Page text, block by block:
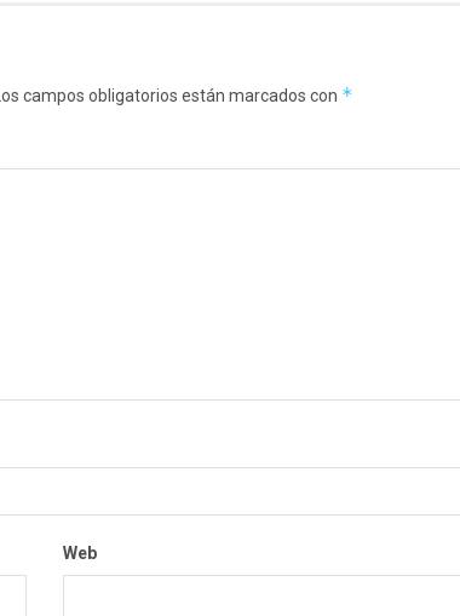
Los campos obligatorios están marcados con *
Web